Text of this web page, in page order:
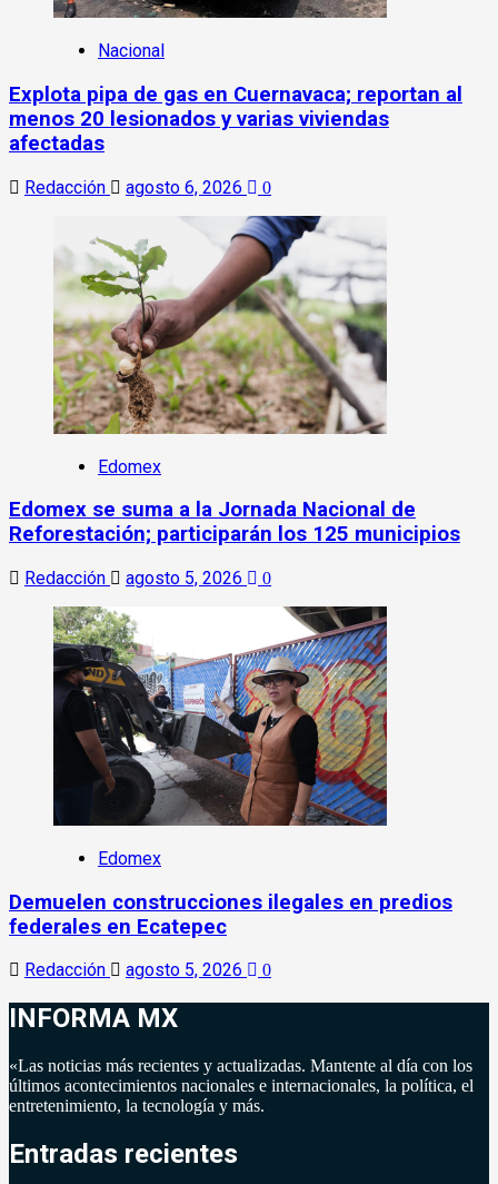
Nacional
Explota pipa de gas en Cuernavaca; reportan al
menos 20 lesionados y varias viviendas
afectadas
Redacción agosto 6, 2026 0
Edomex
Edomex se suma a la Jornada Nacional de
Reforestación; participarán los 125 municipios
Redacción agosto 5, 2026 0
Edomex
Demuelen construcciones ilegales en predios
federales en Ecatepec
Redacción agosto 5, 2026 0
INFORMA MX
«Las noticias más recientes y actualizadas. Mantente al día con los
últimos acontecimientos nacionales e internacionales, la política, el
entretenimiento, la tecnología y más.
Entradas recientes